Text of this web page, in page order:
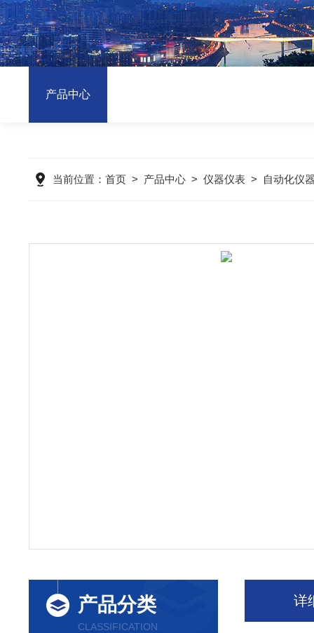
产品中心
当前位置： 首页> 产品中心> 仪器仪表> 自动化仪
产品分类
CLASSIFICATION
详